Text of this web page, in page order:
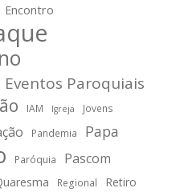
Encontro
Eventos Paroquiais
IAM Igreja Jovens
Pandemia Papa
Paróquia
Pascom
Regional Retiro